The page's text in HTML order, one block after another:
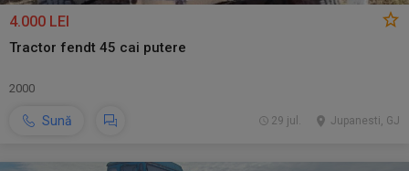
4.000 LEI
Tractor fendt 45 cai putere
2000
Sună Jupanesti, GJ
29 jul.